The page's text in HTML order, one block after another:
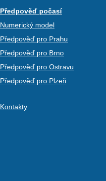
Předpověď počasí
Numerický model
Předpověď pro Prahu
Předpověď pro Brno
Předpověď pro Ostravu
Předpověď pro Plzeň
Kontakty